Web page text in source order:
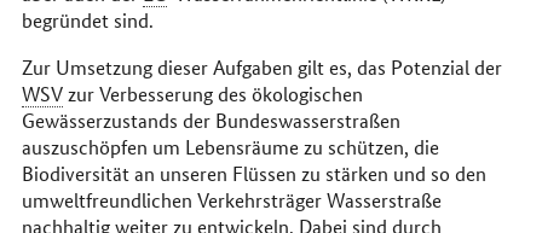
begründet sind.
Zur Umsetzung dieser Aufgaben gilt es, das Potenzial der
WSVzur Verbesserung des ökologischen
Gewässerzustands der Bundeswasserstraßen
auszuschöpfen um Lebensräume zu schützen, die
Biodiversität an unseren Flüssen zu stärken und so den
umweltfreundlichen Verkehrsträger Wasserstraße
nachhaltig weiter zu entwickeln. Dabei sind durch